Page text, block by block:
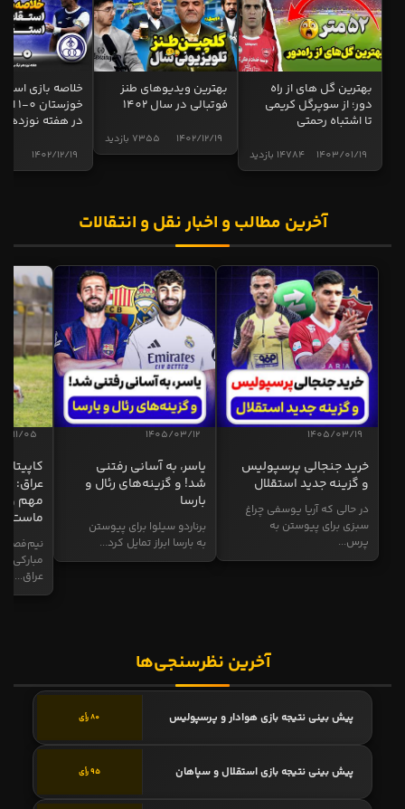
بهترین گل های از راه
دور؛ از سوپرگل کریمی
تا اشتباه رحمتی
14784 بازدید 1403/01/19
بهترین ویدیوهای طنز
فوتبالی در سال 1402
7355 بازدید 1402/12/19
خلاصه بازی
در هفته نوزدهم
1402/12/19
آخرین مطالب و اخبار نقل و انتقالات
1405/03/19
خرید جنجالی پرسپولیس
و گزینه جدید استقلال
در حالی که آریا یوسفی چراغ
سبزی برای پیوستن به
پرس...
1405/03/12
یاسر، به آسانی رفتنی
شد! و گزینه‌های رئال و
بارسا
برناردو سیلوا برای پیوستن
به بارسا ابراز تمایل کرد...
11/05
عراق:
مهم و
ماست
نیم‌فصل
مبارکی
عراق...
آخرین نظرسنجی‌ها
پیش بینی نتیجه بازی هوادار و پرسپولیس 80 رأی
پیش بینی نتیجه بازی استقلال و سپاهان 95 رأی